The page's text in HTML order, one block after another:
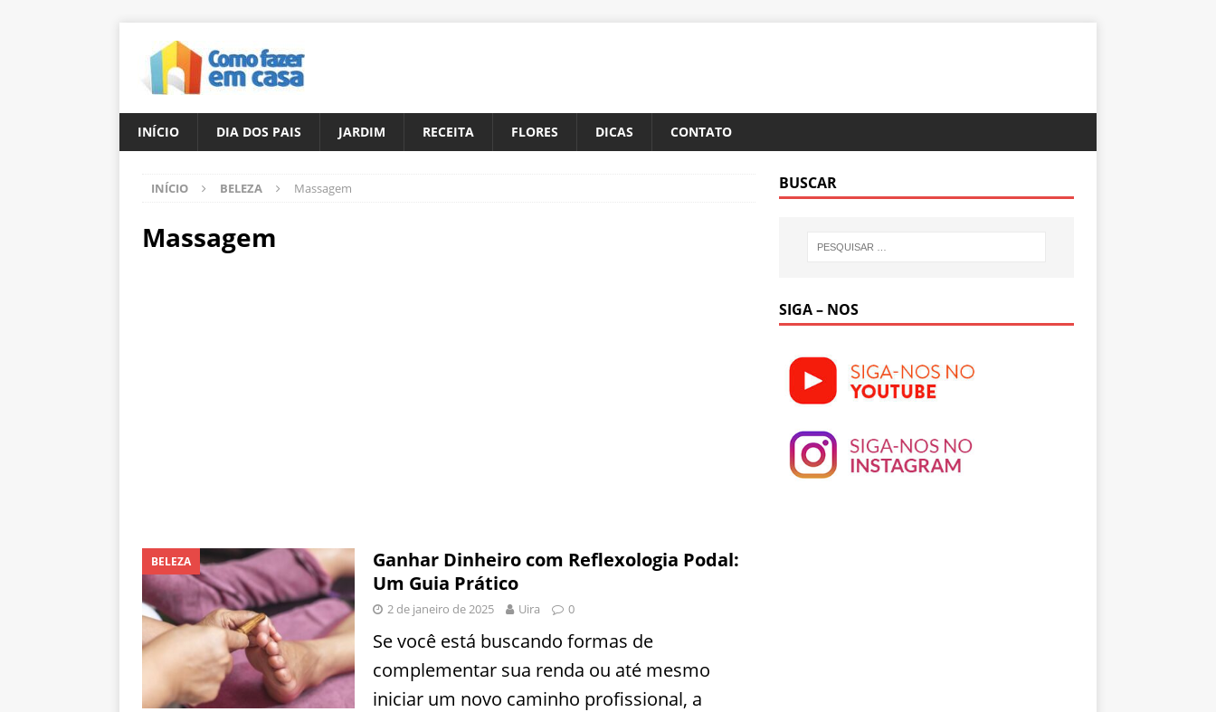
INÍCIO DIA DOS PAIS JARDIM RECEITA FLORES DICAS CONTATO
INÍCIO BELEZA Massagem
Massagem
BELEZA
Ganhar Dinheiro com Reflexologia Podal:
Um Guia Prático
2 de janeiro de 2025 Uira 0
Se você está buscando formas de
complementar sua renda ou até mesmo
iniciar um novo caminho profissional, a
BUSCAR
SIGA – NOS